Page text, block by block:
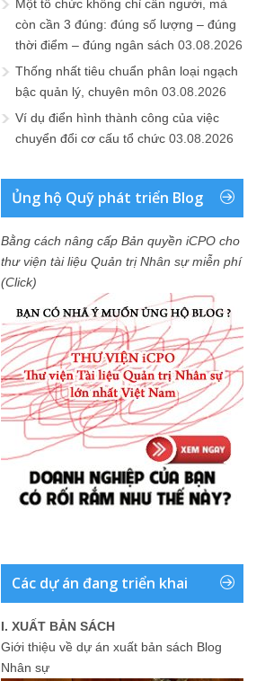
Một tổ chức không chỉ cần người, mà
còn cần 3 đúng: đúng số lượng – đúng
thời điểm – đúng ngân sách 03.08.2026
Thống nhất tiêu chuẩn phân loại ngạch
bậc quản lý, chuyên môn 03.08.2026
Ví dụ điển hình thành công của việc
chuyển đổi cơ cấu tổ chức 03.08.2026
Ủng hộ Quỹ phát triển Blog
Bằng cách nâng cấp Bản quyền iCPO cho
thư viện tài liệu Quản trị Nhân sự miễn phí
(Click)
Các dự án đang triển khai
I. XUẤT BẢN SÁCH
Giới thiệu về dự án xuất bản sách Blog
Nhân sự